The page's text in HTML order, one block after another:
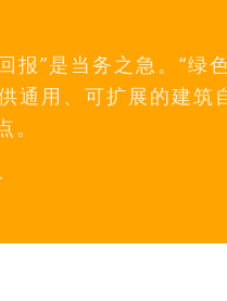
”是当务之急。“绿
用、可扩展的建筑
。